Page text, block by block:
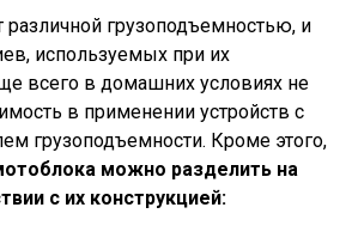
грузоподъемностью, и
используемых при их
всего в домашних условиях не
в применении устройств с
грузоподъемности. Кроме этого,
можно разделить на
с их конструкцией: